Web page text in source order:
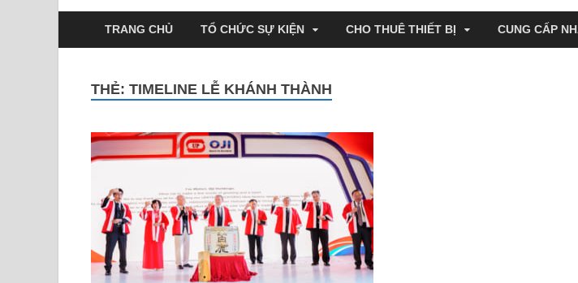
TRANG CHỦ TỔ CHỨC SỰ KIỆN CHO THUÊ THIẾT BỊ CUNG CẤP
THẺ: TIMELINE LỄ KHÁNH THÀNH